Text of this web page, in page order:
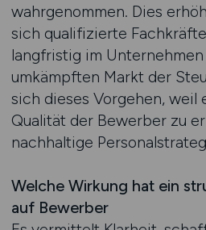
wahrgenommen. Dies
sich qualifizierte
langfristig im
umkämpften Markt der
sich dieses Vorgehen, weil
Qualität der Bewerber zu
nachhaltige
Welche Wirkung hat ein
auf Bewerber